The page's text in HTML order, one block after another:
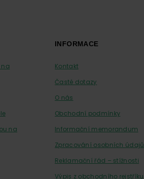
na
INFORMACE
Kontakt
Časté dotazy
O nás
Obchodní podmínky
Informační memorandum
Zpracování osobních údajů
Reklamační řád – stížnosti
Výpis z obchodního rejstříku